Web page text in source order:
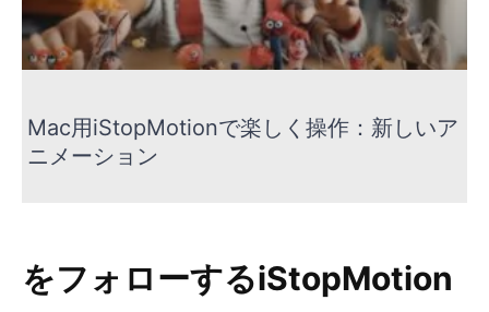
Mac用iStopMotionで楽しく操作：新しいア
ニメーション
をフォローするiStopMotion